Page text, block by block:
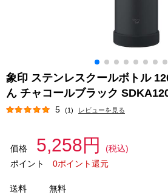
象印 ステンレスクールボトル
ん チャコールブラック
5 (1) レビューを見る
価格 5,258円
(税込)
ポイント
0ポイント還元
送料
無料